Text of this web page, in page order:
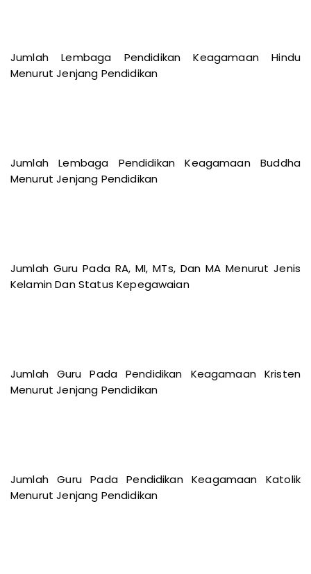
Jumlah Lembaga Pendidikan Keagamaan Hindu
Menurut Jenjang Pendidikan
Jumlah Lembaga Pendidikan Keagamaan Buddha
Menurut Jenjang Pendidikan
Jumlah Guru Pada RA, MI, MTs, Dan MA Menurut Jenis
Kelamin Dan Status Kepegawaian
Jumlah Guru Pada Pendidikan Keagamaan Kristen
Menurut Jenjang Pendidikan
Jumlah Guru Pada Pendidikan Keagamaan Katolik
Menurut Jenjang Pendidikan